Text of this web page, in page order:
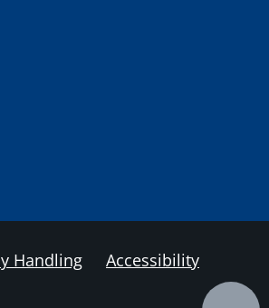
Handling Accessibility